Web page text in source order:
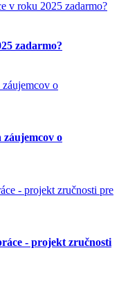
zadarmo?
záujemcov o
- projekt zručnosti